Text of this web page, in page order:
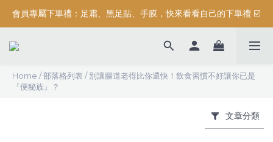
按摩系列滿$3000元，加碼送滿額禮『 精油保濕沐浴露 (正貨) 』
會員專屬下單禮：足霜、黑足貼、手膜，快來看看自己的下單禮 ☑️
Home /部落格列表 /別讓腸道老得比你還快！飲食習慣不好讓你已是
『便秘族』？
文章分類